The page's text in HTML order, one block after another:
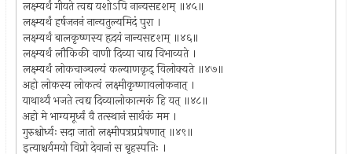
लक्ष्म्यर्थं गीयते त्वद्य यशोऽपि नान्यसदृशम् ॥४५॥
लक्ष्म्यर्थं हर्षजननं नान्यतुल्यमिदं पुरा ।
लक्ष्म्यर्थं बालकृष्णस्य हृदयं नान्यसदृशम् ॥४६॥
लक्ष्म्यर्थं लौकिकी वाणी दिव्या चाद्य विभाव्यते ।
लक्ष्म्यर्थं लोकचाञ्चल्यं कल्याणकृद् विलोक्यते ॥४७॥
अहो लोकस्य लोकत्वं लक्ष्मीकृष्णावलोकनात् ।
याथार्थ्यं भजते त्वद्य दिव्यालोकात्मकं हि यत् ॥४८॥
अहो मे भाग्यमूर्ध्वं वै तत्स्थानं सार्थकं मम ।
गुरुश्चोर्ध्वः सदा जातो लक्ष्मीपत्रप्रप्रेषणात् ॥४९॥
इत्याश्चर्यमयो विप्रो देवानां स बृहस्पतिः ।